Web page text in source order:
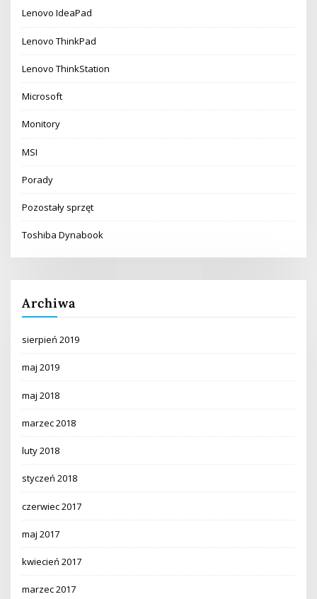
Lenovo IdeaPad
Lenovo ThinkPad
Lenovo ThinkStation
Microsoft
Monitory
MSI
Porady
Pozostały sprzęt
Toshiba Dynabook
Archiwa
sierpień 2019
maj 2019
maj 2018
marzec 2018
luty 2018
styczeń 2018
czerwiec 2017
maj 2017
kwiecień 2017
marzec 2017